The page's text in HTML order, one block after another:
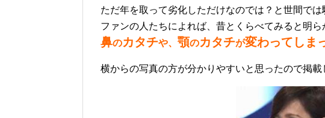
ただ年を取って劣化しただけなのでは？と世間で
ファンの人たちによれば、昔とくらべてみると明ら
鼻のカタチや、 顎のカタチが変わってしま
横からの写真の方が分かりやすいと思ったので掲載